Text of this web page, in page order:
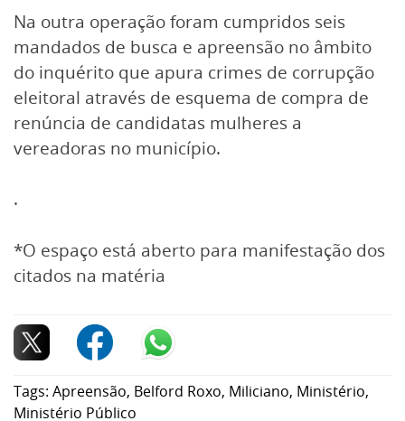
Na outra operação foram cumpridos seis
mandados de busca e apreensão no âmbito
do inquérito que apura crimes de corrupção
eleitoral através de esquema de compra de
renúncia de candidatas mulheres a
vereadoras no município.
.
*O espaço está aberto para manifestação dos
citados na matéria
Tags: Apreensão, Belford Roxo, Miliciano, Ministério,
Ministério Público